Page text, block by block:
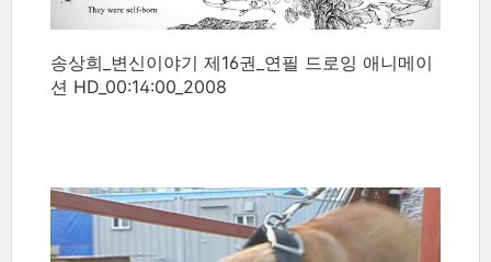
송상희_변신이야기 제16권_연필 드로잉 애니메이
션 HD_00:14:00_2008